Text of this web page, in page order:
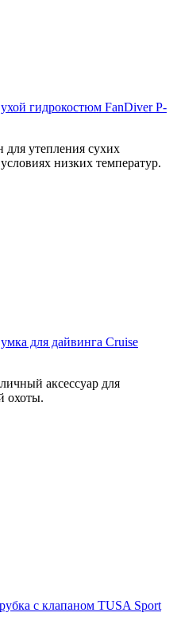
гидрокостюм FanDiver P-
утепления сухих
низких температур.
для дайвинга Cruise
аксессуар для
охоты.
с клапаном TUSA Sport